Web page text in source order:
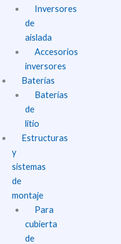
Inversores
de
aislada
Accesorios
inversores
Baterías
Baterías
de
litio
Estructuras
y
sistemas
de
montaje
Para
cubierta
de